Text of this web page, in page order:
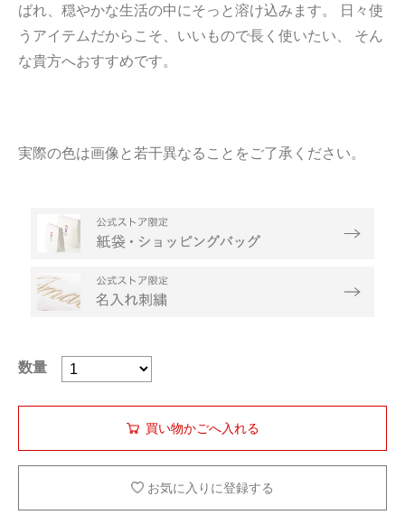
ばれ、穏やかな生活の中にそっと溶け込みます。 日々使
うアイテムだからこそ、いいもので長く使いたい、 そん
な貴方へおすすめです。
実際の色は画像と若干異なることをご了承ください。
数量
お気に入りに登録する